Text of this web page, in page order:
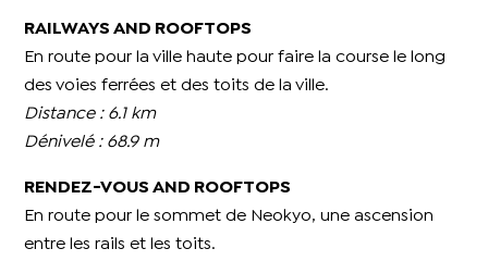
RAILWAYS AND ROOFTOPS
En route pour la ville haute pour faire la course le long
des voies ferrées et des toits de la ville.
Distance : 6.1 km
Dénivelé : 68.9 m
RENDEZ-VOUS AND ROOFTOPS
En route pour le sommet de Neokyo, une ascension
entre les rails et les toits.